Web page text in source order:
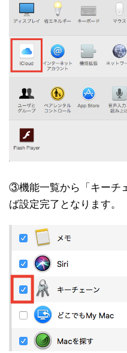
③機能一覧から「キーチ
ば設定完了となります。